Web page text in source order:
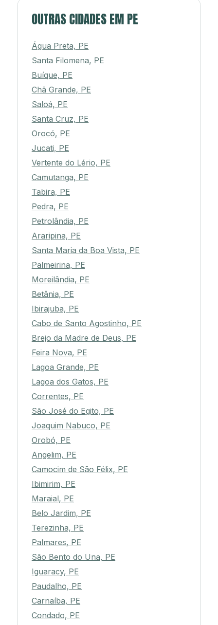
OUTRAS CIDADES EM PE
Água Preta, PE
Santa Filomena, PE
Buíque, PE
Chã Grande, PE
Saloá, PE
Santa Cruz, PE
Orocó, PE
Jucati, PE
Vertente do Lério, PE
Camutanga, PE
Tabira, PE
Pedra, PE
Petrolândia, PE
Araripina, PE
Santa Maria da Boa Vista, PE
Palmeirina, PE
Moreilândia, PE
Betânia, PE
Ibirajuba, PE
Cabo de Santo Agostinho, PE
Brejo da Madre de Deus, PE
Feira Nova, PE
Lagoa Grande, PE
Lagoa dos Gatos, PE
Correntes, PE
São José do Egito, PE
Joaquim Nabuco, PE
Orobó, PE
Angelim, PE
Camocim de São Félix, PE
Ibimirim, PE
Maraial, PE
Belo Jardim, PE
Terezinha, PE
Palmares, PE
São Bento do Una, PE
Iguaracy, PE
Paudalho, PE
Carnaíba, PE
Condado, PE